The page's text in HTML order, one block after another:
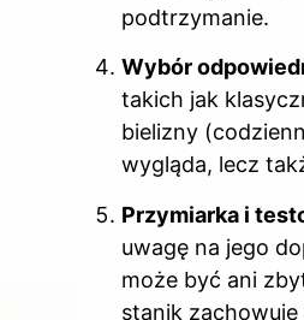
podtrzymanie.
Wybór
takich jak
bielizny
wygląda, lecz
Przymiarka i
uwagę na jego
może być ani
stanik